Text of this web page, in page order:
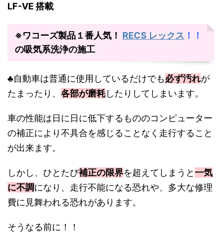
LF-VE 搭載
※ワコーズ製品１番人気！ RECS レックス ！！
の吸気系洗浄の施工
♣自動車は普通に使用しているだけでも必ず汚れが
たまったり、 各部が磨耗したりしてしまいます。
車の性能は日に日に低下するもののコンピューター
の補正により不具合を感じることなく走行すること
が出来ます。
しかし、ひとたび補正の限界を超えてしまうと一気
に不調になり、走行不能になる恐れや、多大な修理
費に見舞われる恐れがあります。
そうなる前に！！